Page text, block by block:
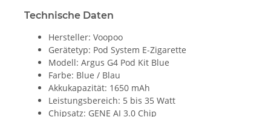
Technische Daten
Hersteller: Voopoo
Gerätetyp: Pod System E-Zigarette
Modell: Argus G4 Pod Kit Blue
Farbe: Blue / Blau
Akkukapazität: 1650 mAh
Leistungsbereich: 5 bis 35 Watt
Chipsatz: GENE AI 3.0 Chip